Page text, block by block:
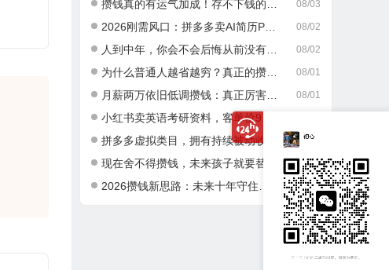
08/03
攒钱真的有运气加成！存不下钱的人，大多栽在这一点
08/02
2026刚需风口：拼多多卖AI简历PPT，可矩阵放大，小白也能干，日入700+！
08/02
人到中年，你会不会后悔从前没有好好攒钱？
08/01
为什么普通人越省越穷？真正的攒钱逻辑很多人都搞错了
08/01
月薪两万依旧低调攒钱：真正厉害的成年人，从不乱消费
小红书卖英语考研资料，客单价9.9，250天卖了16w!
07/30
拼多多虚拟类目，拥有持续被动收入有多香。每月稳定增收 1-3 万
07/30
现在舍不得攒钱，未来孩子就要替你吃苦，这就是最真实的现实
07/29
2026攒钱新思路：未来十年守住积蓄，做好这两件事就够了